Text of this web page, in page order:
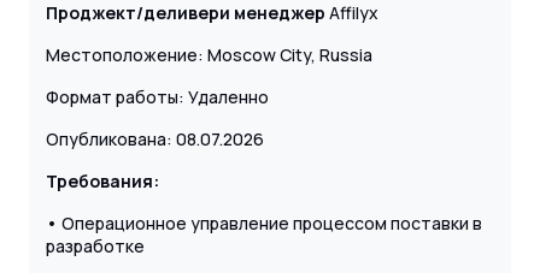
Проджект/деливери менеджер Affilyx
Местоположение: Moscow City, Russia
Формат работы: Удаленно
Опубликована: 08.07.2026
Требования:
• Операционное управление процессом поставки в
разработке